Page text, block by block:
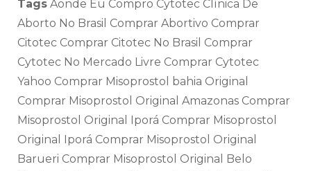
Tags Aonde Eu Compro Cytotec Clínica De
Aborto No Brasil Comprar Abortivo Comprar
Citotec Comprar Citotec No Brasil Comprar
Cytotec No Mercado Livre Comprar Cytotec
Yahoo Comprar Misoprostol bahia Original
Comprar Misoprostol Original Amazonas Comprar
Misoprostol Original Iporá Comprar Misoprostol
Original Iporá Comprar Misoprostol Original
Barueri Comprar Misoprostol Original Belo